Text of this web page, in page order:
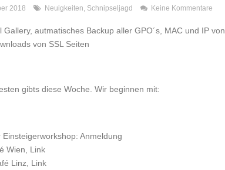
2018 Neuigkeiten, Schnipseljagd Keine Kommentare
autmatisches Backup aller GPO´s, MAC und IP von
von SSL Seiten
gibts diese Woche. Wir beginnen mit:
Anmeldung
Wien, Link
Linz, Link